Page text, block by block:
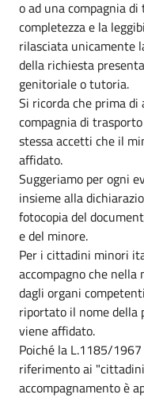
o ad una compagnia
completezza e la
rilasciata unicamente
della richiesta
genitoriale o tutoria.
Si ricorda che prima
compagnia di
stessa accetti che il
affidato.
Suggeriamo per ogni
insieme alla
fotocopia del
e del minore.
Per i cittadini minori
accompagno che
dagli organi
riportato il nome della
viene affidato.
Poiché la L.1185/
riferimento ai
accompagnamento è